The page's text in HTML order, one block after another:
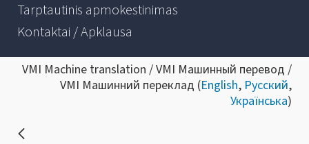
Tarptautinis apmokestinimas
Kontaktai / Apklausa
VMI Machine translation / VMI Машинный перевод /
VMI Машинний переклад (English, Русский,
Українська)